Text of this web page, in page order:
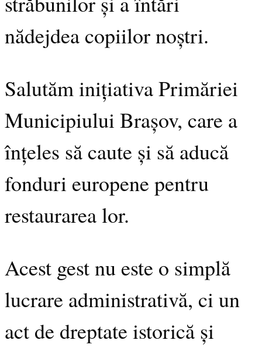
nădejdea copiilor noștri.
Salutăm inițiativa Primăriei
Municipiului Brașov, care a
înțeles să caute și să aducă
fonduri europene pentru
restaurarea lor.
Acest gest nu este o simplă
lucrare administrativă, ci un
act de dreptate istorică și